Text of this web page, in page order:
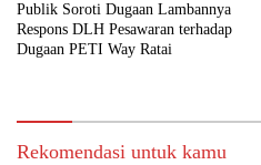
Publik Soroti Dugaan Lambannya
Respons DLH Pesawaran terhadap
Dugaan PETI Way Ratai
Rekomendasi untuk kamu